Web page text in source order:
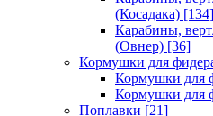
(Косадака) [134]
Карабины,
(Овнер) [36]
Кормушки для
Кормушки для
Кормушки для
Поплавки [21]